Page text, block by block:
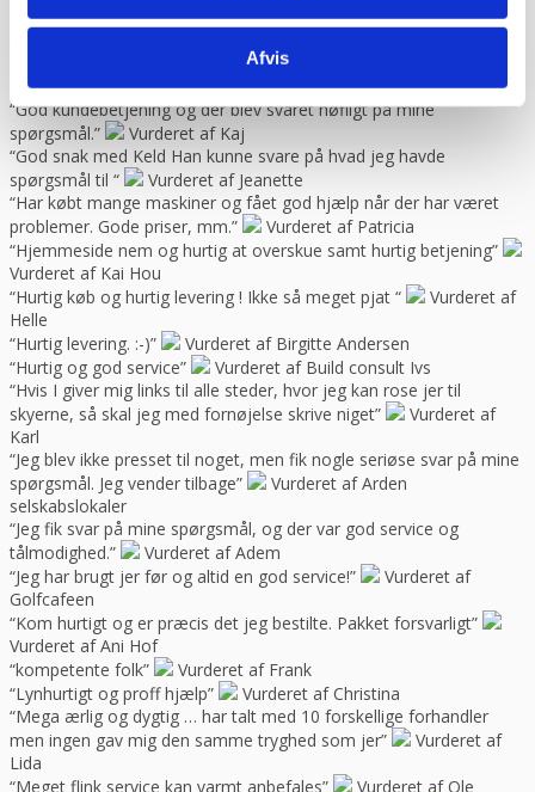
Afvis
“Glade gutter svarer meget klart og for gjort det arb, de lover med
“God faglig og personlig betjening.”
“God hjælp fra service afd”
Vurderet af Benny
“God kundebetjening og der blev svaret høfligt på mine
spørgsmål.”
Vurderet af Kaj
“God snak med Keld Han kunne svare på hvad jeg havde
spørgsmål til “
Vurderet af Jeanette
“Har købt mange maskiner og fået god hjælp når der har været
problemer. Gode priser, mm.”
Vurderet af Patricia
“Hjemmeside nem og hurtig at overskue samt hurtig betjening”
Vurderet af Kai Hou
“Hurtig køb og hurtig levering ! Ikke så meget pjat “
Vurderet af
Helle
“Hurtig levering. :-)”
Vurderet af Birgitte Andersen
“Hurtig og god service”
Vurderet af Build consult Ivs
“Hvis I giver mig links til alle steder, hvor jeg kan rose jer til
skyerne, så skal jeg med fornøjelse skrive niget”
Vurderet af
Karl
“Jeg blev ikke presset til noget, men fik nogle seriøse svar på mine
spørgsmål. Jeg vender tilbage”
Vurderet af Arden
selskabslokaler
“Jeg fik svar på mine spørgsmål, og der var god service og
tålmodighed.”
Vurderet af Adem
“Jeg har brugt jer før og altid en god service!”
Vurderet af
Golfcafeen
“Kom hurtigt og er præcis det jeg bestilte. Pakket forsvarligt”
Vurderet af Ani Hof
“kompetente folk”
Vurderet af Frank
“Lynhurtigt og proff hjælp”
Vurderet af Christina
“Mega ærlig og dygtig … har talt med 10 forskellige forhandler
men ingen gav mig den samme tryghed som jer”
Vurderet af
Lida
“Meget flink service kan varmt anbefales”
Vurderet af Ole